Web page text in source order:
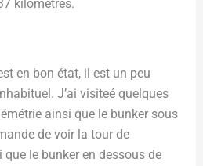
kilomètres.
en bon état, il est un peu
J’ai visiteé quelques
ainsi que le bunker sous
de voir la tour de
le bunker en dessous de